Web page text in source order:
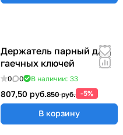
Держатель парный для
гаечных ключей
0 0 В наличии: 33
807,50 руб.850 руб. -5%
В корзину